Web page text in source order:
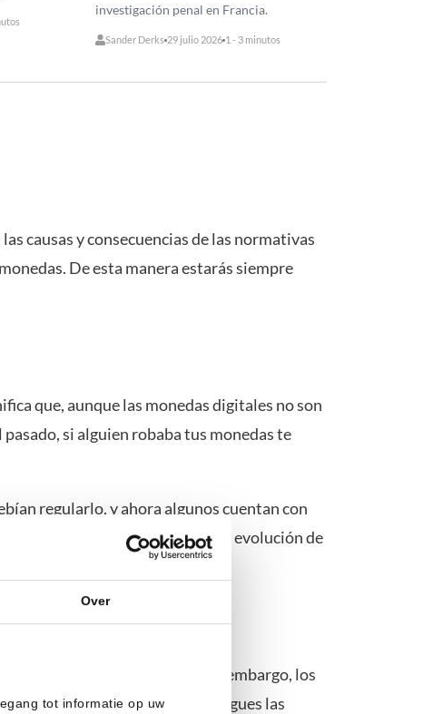
Over
tot informatie op uw
investigación penal en Francia.
Sander Derks 29 julio 2026 1 - 3 minutos
causas y consecuencias de las normativas
De esta manera estarás siempre
que, aunque las monedas digitales no son
si alguien robaba tus monedas te
regularlo, y ahora algunos cuentan con
principalmente sobre la evolución de
En la mayoría de los casos, sin embargo, los
que estas ofrecen. Si sigues las